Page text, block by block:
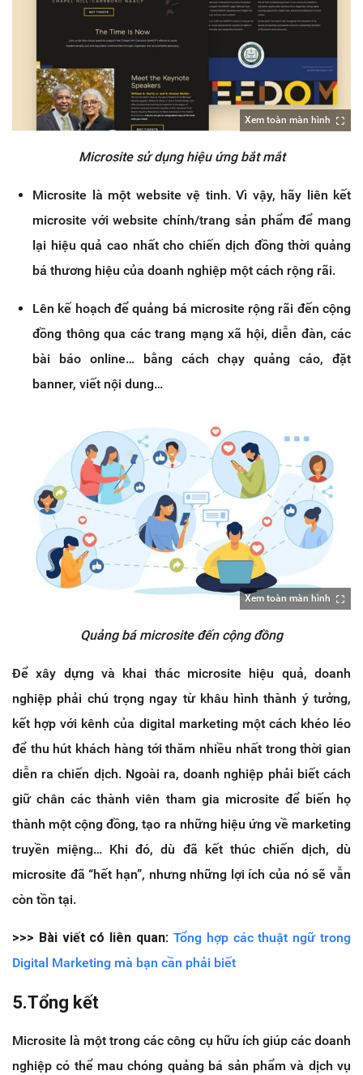
Xem toàn màn hình
Microsite sử dụng hiệu ứng bắt mắt
Microsite là một website vệ tinh. Vì vậy, hãy liên kết
microsite với website chính/trang sản phẩm để mang
lại hiệu quả cao nhất cho chiến dịch đồng thời quảng
bá thương hiệu của doanh nghiệp một cách rộng rãi.
Lên kế hoạch để quảng bá microsite rộng rãi đến cộng
đồng thông qua các trang mạng xã hội, diễn đàn, các
bài báo online… bằng cách chạy quảng cáo, đặt
banner, viết nội dung…
Xem toàn màn hình
Quảng bá microsite đến cộng đồng
Để xây dựng và khai thác microsite hiệu quả, doanh
nghiệp phải chú trọng ngay từ khâu hình thành ý tưởng,
kết hợp với kênh của digital marketing một cách khéo léo
để thu hút khách hàng tới thăm nhiều nhất trong thời gian
diễn ra chiến dịch. Ngoài ra, doanh nghiệp phải biết cách
giữ chân các thành viên tham gia microsite để biến họ
thành một cộng đồng, tạo ra những hiệu ứng về marketing
truyền miệng… Khi đó, dù đã kết thúc chiến dịch, dù
microsite đã “hết hạn”, nhưng những lợi ích của nó sẽ vẫn
còn tồn tại.
>>> Bài viết có liên quan: Tổng hợp các thuật ngữ trong
Digital Marketing mà bạn cần phải biết
5.Tổng kết
Microsite là một trong các công cụ hữu ích giúp các doanh
nghiệp có thể mau chóng quảng bá sản phẩm và dịch vụ